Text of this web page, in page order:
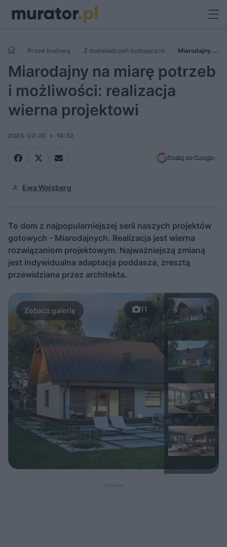
Przed budową Z doświadczeń budujących
Miarodajny na
miarę potrzeb i możliwości: realizacja wierna projektowi
Miarodajny na miarę potrzeb
i możliwości: realizacja
wierna projektowi
2024-02-20 14:32
Dodaj do Google
Ewa Wajsberg
To dom z najpopularniejszej serii naszych projektów
gotowych - Miarodajnych. Realizacja jest wierna
rozwiązaniom projektowym. Najważniejszą zmianą
jest indywidualna adaptacja poddasza, zresztą
przewidziana przez architekta.
11